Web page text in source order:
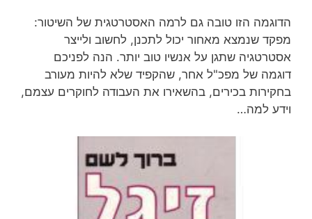
הדוגמה הזו טובה גם לרמה האסטרטגית של השיטור:
מפקד שנמצא מאחור יכול לתכנן, לחשוב ולייצר
אסטרטגיה שתגן על אנשיו טוב יותר. הנה לפניכם
דוגמה של מפכ"ל אחר, שהקפיד שלא להיות מעורב
בחקירות בכירים, בהשאירו את העבודה לחוקרים עצמם,
וידע למה…